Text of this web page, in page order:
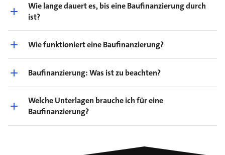
Wie lange dauert es, bis eine Baufinanzierung durch
ist?
Wie funktioniert eine Baufinanzierung?
Baufinanzierung: Was ist zu beachten?
Welche Unterlagen brauche ich für eine
Baufinanzierung?